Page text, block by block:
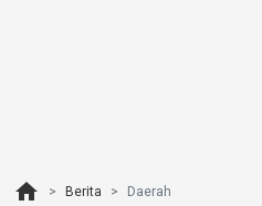
home Berita Daerah